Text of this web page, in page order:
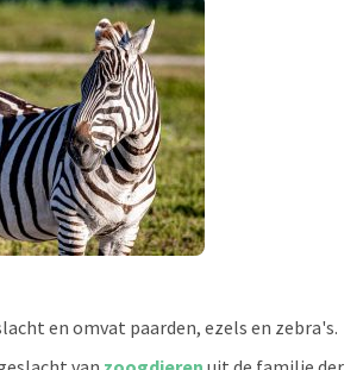
en omvat paarden, ezels en zebra's.